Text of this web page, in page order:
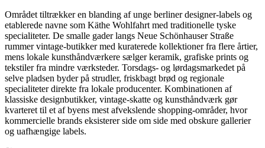
Området tiltrækker en blanding af unge berliner designer-labels og
etablerede navne som Käthe Wohlfahrt med traditionelle tyske
specialiteter. De smalle gader langs Neue Schönhauser Straße
rummer vintage-butikker med kuraterede kollektioner fra flere årtier,
mens lokale kunsthåndværkere sælger keramik, grafiske prints og
tekstiler fra mindre værksteder. Torsdags- og lørdagsmarkedet på
selve pladsen byder på strudler, friskbagt brød og regionale
specialiteter direkte fra lokale producenter. Kombinationen af
klassiske designbutikker, vintage-skatte og kunsthåndværk gør
kvarteret til et af byens mest afvekslende shopping-områder, hvor
kommercielle brands eksisterer side om side med obskure gallerier
og uafhængige labels.